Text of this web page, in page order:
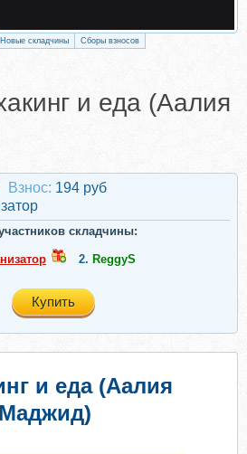
Новые складчины
Сборы взносов
и еда (Аалия
Взнос: 194 руб
складчины:
2. ReggyS
Купить
и еда (Аалия
Маджид)